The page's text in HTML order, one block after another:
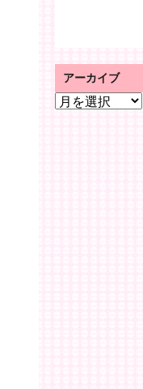
アーカイブ
ア